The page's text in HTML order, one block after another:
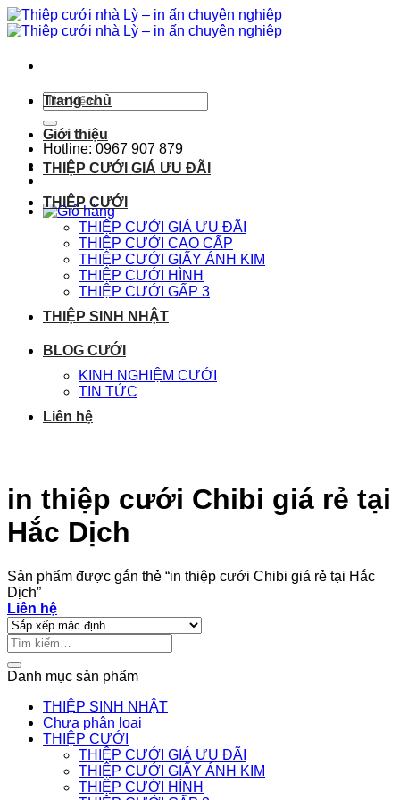
Chuyển
đến
dung
Tìm
kiếm:
Hotline: 0967 907 879
Trang chủ
Giới thiệu
THIỆP CƯỚI GIÁ ƯU ĐÃI
THIỆP CƯỚI
THIỆP CƯỚI GIÁ ƯU ĐÃI
THIỆP CƯỚI CAO CẤP
THIỆP CƯỚI GIẤY ÁNH KIM
THIỆP CƯỚI HÌNH
THIỆP CƯỚI GẤP 3
THIỆP SINH NHẬT
BLOG CƯỚI
KINH NGHIỆM CƯỚI
TIN TỨC
Liên hệ
in thiệp cưới Chibi giá rẻ tại
Hắc Dịch
Sản phẩm được gắn thẻ “in thiệp cưới Chibi giá rẻ tại Hắc
Dịch”
Liên hệ
Tìm
kiếm:
Danh mục sản phẩm
THIỆP SINH NHẬT
Chưa phân loại
THIỆP CƯỚI
THIỆP CƯỚI GIÁ ƯU ĐÃI
THIỆP CƯỚI GIẤY ÁNH KIM
THIỆP CƯỚI HÌNH